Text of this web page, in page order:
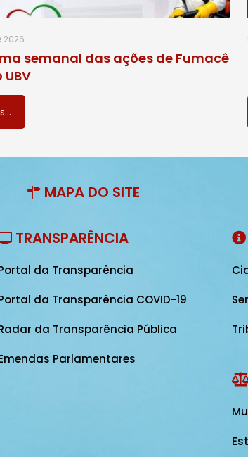
2026
semanal das ações de Fumacê
MAPA DO SITE
TRANSPARÊNCIA
da Transparência
da Transparência COVID-19
da Transparência Pública
Parlamentares